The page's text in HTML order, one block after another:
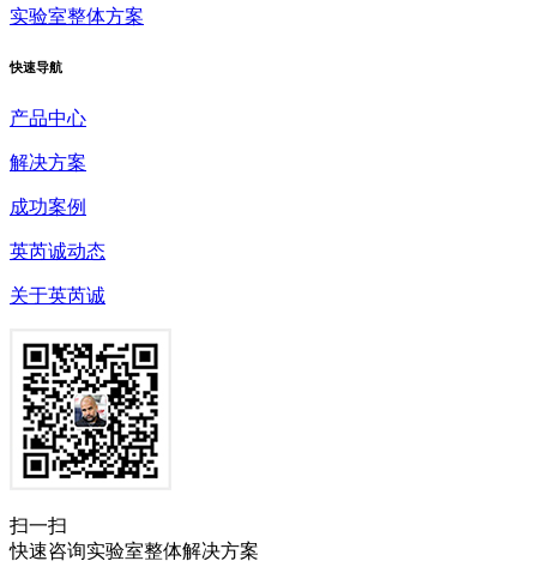
实验室整体方案
快速导航
产品中心
解决方案
成功案例
英芮诚动态
关于英芮诚
扫一扫
快速咨询实验室整体解决方案